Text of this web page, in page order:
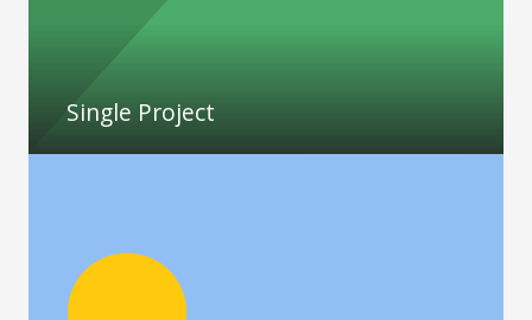
Single Project